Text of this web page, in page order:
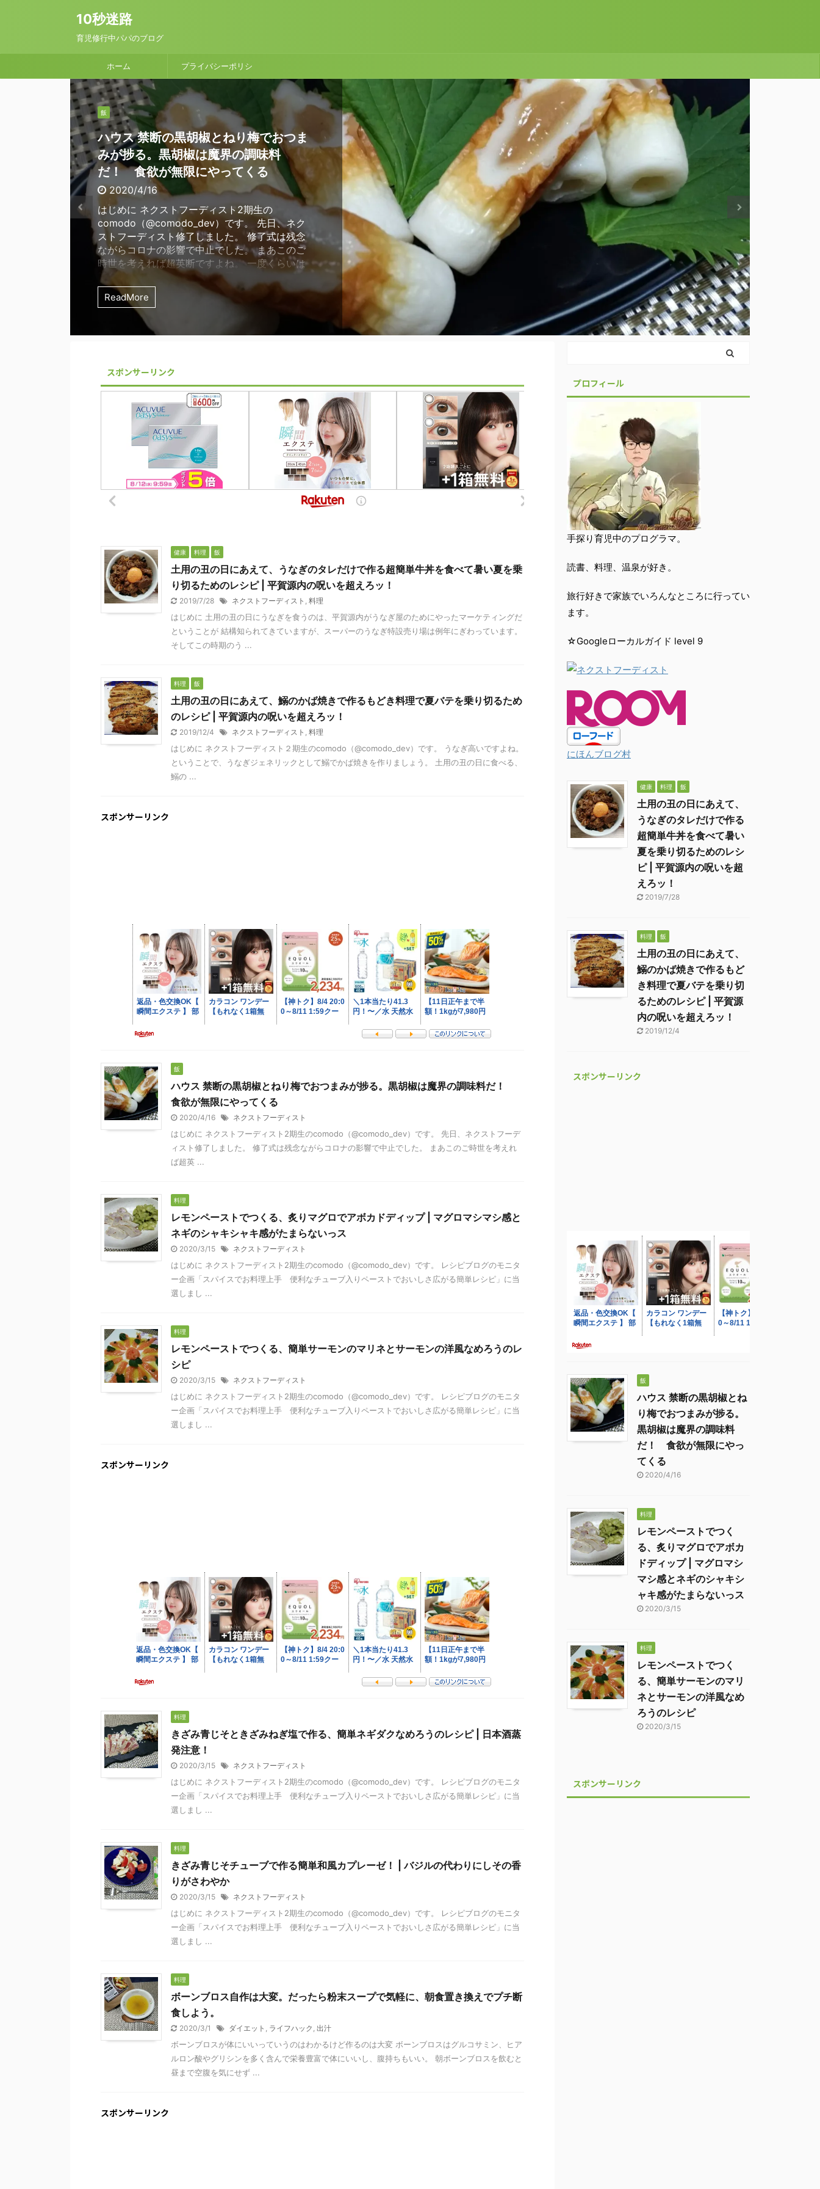
10秒迷路
育児修行中パパのブログ
ホーム プライバシーポリシ
ー / 問い合わせフォー
ム
健康 料理 飯
土用の丑の日にあえて、うなぎのタレ
だけで作る超簡単牛丼を食べて暑い夏
を乗り切るためのレシピ | 平賀源内の
呪いを超えろッ！
2019/7/28
はじめに 土用の丑の日にうなぎを食うのは、平
賀源内がうなぎ屋のためにやったマーケティング
だということが 結構知られてきていますが、ス
ーパーのうなぎ特設売り場は例年にぎわっていま
す。 そしてこの時期のうなぎは特に高い（まあ
売れる時期だからでしょうけど） うなぎのおい
しい時期は冬眠に向けて栄養を蓄える10月だとい
われている中で、 平賀源内してやったりという
ところでしょう。 いや、丑の日なんだから丑食
で作る、超簡単牛丼 ...
ReadMore
料理 飯
土用の丑の日にあえて、鰯のかば焼き
で作るもどき料理で夏バテを乗り切る
ためのレシピ | 平賀源内の呪いを超え
ろッ！
2019/12/4
はじめに ネクストフーディスト２期生の
comodo（@comodo_dev）です。 うなぎ高い
ですよね。 ということで、うなぎジェネリック
として鰯でかば焼きを作りましょう。 土用の丑
の日に食べる、鰯のかば焼きのレシピ 材料
鰯・・・・・・・・・・・2尾 うなぎのタ
レ・・・・・・お好みで 作り方 ▼まずは鰯を捌
きましょう。指でさばきますよ。 ▼お尻からエ
ラまで包丁を入れて、エラ、内臓をぬいて、血合
プロックをしめるように頭 ...
ReadMore
飯
ハウス 禁断の黒胡椒とねり梅でおつま
みが捗る。黒胡椒は魔界の調味料
だ！ 食欲が無限にやってくる
2020/4/16
はじめに ネクストフーディスト2期生の
comodo（@comodo_dev）です。 先日、ネク
ストフーディスト修了しました。 修了式は残念
ながらコロナの影響で中止でした。 まあこのご
時世を考えれば超英断ですよね。 一度くらいは
顔合わせしたかったのにとは思いますが…… #ネ
クストフーディスト 修了。 修了式はコロナウイ
ルスの影響で中止でした。 活動を通じて様々な
調味料を使ったり楽しかったなぁ！
pic.twitter.com/nstqvTS58M — コモド 👧2y
ReadMore
料理
レモンペーストでつくる、炙りマグロ
でアボカドディップ | マグロマシマシ
感とネギのシャキシャキ感がたまらな
いっス
2020/3/15
はじめに ネクストフーディスト2期生の
comodo（@comodo_dev）です。 レシピブロ
グのモニター企画「スパイスでお料理上手 便利
なチューブ入りペーストでおいしさ広がる簡単レ
シピ」に当選しました！ ということで、チュー
ブスパイスを使った簡単レシピを作っていきまし
ょう。 マグロにアボカド！！ そうです。 アボカ
ドと言えば森のミルク。 わさび醤油で食べると
なんだかマグロみたいな錯覚を覚えるあのアボカ
乱 ということで ...
ReadMore
料理
レモンペーストでつくる、簡単サーモ
ンのマリネとサーモンの洋風なめろう
のレシピ
2020/3/15
はじめに ネクストフーディスト2期生の
comodo（@comodo_dev）です。 レシピブロ
グのモニター企画「スパイスでお料理上手 便利
なチューブ入りペーストでおいしさ広がる簡単レ
シピ」に当選しました！ ということで、チュー
ブスパイスを使った簡単レシピを作っていきまし
ょう。 レモン汁ではなく、レモンペーストとい
うのが新しい レモン関係の調味料ではレモン汁
が一般的。 そこをペースト状にしたのが今まで
になかった試み。 レモンをのせる系ってフレッ
ReadMore
料理
きざみ青じそときざみねぎ塩で作る、
簡単ネギダクなめろうのレシピ | 日本
酒蒸発注意！
2020/3/15
はじめに ネクストフーディスト2期生の
comodo（@comodo_dev）です。 レシピブロ
グのモニター企画「スパイスでお料理上手 便利
なチューブ入りペーストでおいしさ広がる簡単レ
シピ」に当選しました！ ということで、チュー
ブスパイスを使った簡単レシピを作っていきまし
ょう。 しそやネギの臭みけし効果 ハーブの多く
が料理の臭みを抑えるために使われています。
しそやネギも臭み消しとして優秀。 ねぎに関し
てはネギ臭が口に残ることもありますが…… 例え
ReadMore
料理
きざみ青じそチューブで作る簡単和風
カプレーゼ！ | バジルの代わりにしそ
の香りがさわやか
2020/3/15
はじめに ネクストフーディスト2期生の
comodo（@comodo_dev）です。 レシピブロ
グのモニター企画「スパイスでお料理上手 便利
なチューブ入りペーストでおいしさ広がる簡単レ
シピ」に当選しました！ ということで、チュー
ブスパイスを使った簡単レシピを作っていきまし
ょう。 青じそと大葉の違い 青じそと大葉って
何が違うんだろう。 スーパーで見かけるために
思っていました。 事は単純で大葉は部位の名称
でした。 しそは芽と葉の部分が食用として売ら
ReadMore
料理
ボーンブロス自作は大変。だったら粉
末スープで気軽に、朝食置き換えでプ
チ断食しよう。
2020/3/1
ボーンブロスが体にいいっていうのはわかるけど
作るのは大変 ボーンブロスはグルコサミン、ヒ
アルロン酸やグリシンを多く含んで栄養豊富で体
にいいし、腹持ちもいい。 朝ボーンブロスを飲
むと昼まで空腹を気にせず過ごせるから、朝スー
プだけもって車で通勤していたこともあるほど。
体質もあるだろうけど、朝スープに置き換えると
めちゃくちゃ調子いいし、体が軽い感じがいい。
でも習慣化できなかったんです 作るのが面倒く
さい…… ▼過去の記事 粉末のボーンブロスって
ReadMore
飯
【BBQ】Hewflitのハンドアックス(手
斧)を買ったら、薪割りがすこぶる捗っ
たという話
2020/3/6
Hewflitのハンドアックス ▼これです。洗練され
た攻撃力をにじませるフォルム なーんておしゃ
れそうなフォルムですが、 購入動機は安くて見
た目もよさそうな斧。 Hewflitハンドアックス 手
斧 斧 マサカリ 薪割り コンパクト ミニ 持ち運び
六角レンチ機能付き バーベキュー 焚き火 落ち木
火おこし キャンプ アウトドア 収納ケース付き
created by Rinker HEWFLIT Amazon 楽天市場
Yahooショッピング いざ薪を割っていく。 ▼こ
の洗練された薪。刃を食わせて ...
ReadMore
料理
【BBQ】BBQ Pit BoysのDry chili rub
でプルドポークを作った。サークルフ
ァイヤ使ってみたけどこれは便利。
2020/1/26
はじめに ネクストフーディスト2期生の
comodo（@comodo_dev）です。 前回、ドラ
イラブを作りました。 BBQ Pit Boysのレシピで
はかなりの量が出来上がったので 活用していき
たいところ。 ということでプルドポークを作っ
ていきましょう。 レシピ 作り方 ▼まずは火をお
こします。チムニースターターの種火。しかし汚
いな、掃除しないとだめね ウェーバー(Weber)
バーベキュー コンロ BBQ グリル 着火剤 100%天
然素材点火キューブ 48個入(一回あたりたったの
ReadMore
スポンサーリンク
健康 料理 飯
土用の丑の日にあえて、うなぎのタレだけで作る超簡単牛丼を食べて暑い夏を乗
り切るためのレシピ | 平賀源内の呪いを超えろッ！
2019/7/28 ネクストフーディスト , 料理
はじめに 土用の丑の日にうなぎを食うのは、平賀源内がうなぎ屋のためにやったマーケティングだ
ということが 結構知られてきていますが、スーパーのうなぎ特設売り場は例年にぎわっています。
そしてこの時期のう ...
料理 飯
土用の丑の日にあえて、鰯のかば焼きで作るもどき料理で夏バテを乗り切るため
のレシピ | 平賀源内の呪いを超えろッ！
2019/12/4 ネクストフーディスト , 料理
はじめに ネクストフーディスト２期生のcomodo（@comodo_dev）です。 うなぎ高いですよね。
ということで、うなぎジェネリックとして鰯でかば焼きを作りましょう。 土用の丑の日に食べる、
鰯の ...
スポンサーリンク
飯
ハウス 禁断の黒胡椒とねり梅でおつまみが捗る。黒胡椒は魔界の調味料だ！
食欲が無限にやってくる
2020/4/16 ネクストフーディスト
はじめに ネクストフーディスト2期生のcomodo（@comodo_dev）です。 先日、ネクストフーデ
ィスト修了しました。 修了式は残念ながらコロナの影響で中止でした。 まあこのご時世を考えれ
ば超英 ...
料理
レモンペーストでつくる、炙りマグロでアボカドディップ | マグロマシマシ感と
ネギのシャキシャキ感がたまらないっス
2020/3/15 ネクストフーディスト
はじめに ネクストフーディスト2期生のcomodo（@comodo_dev）です。 レシピブログのモニタ
ー企画「スパイスでお料理上手 便利なチューブ入りペーストでおいしさ広がる簡単レシピ」に当
選しまし ...
料理
レモンペーストでつくる、簡単サーモンのマリネとサーモンの洋風なめろうのレ
シピ
2020/3/15 ネクストフーディスト
はじめに ネクストフーディスト2期生のcomodo（@comodo_dev）です。 レシピブログのモニタ
ー企画「スパイスでお料理上手 便利なチューブ入りペーストでおいしさ広がる簡単レシピ」に当
選しまし ...
スポンサーリンク
料理
きざみ青じそときざみねぎ塩で作る、簡単ネギダクなめろうのレシピ | 日本酒蒸
発注意！
2020/3/15 ネクストフーディスト
はじめに ネクストフーディスト2期生のcomodo（@comodo_dev）です。 レシピブログのモニタ
ー企画「スパイスでお料理上手 便利なチューブ入りペーストでおいしさ広がる簡単レシピ」に当
選しまし ...
料理
きざみ青じそチューブで作る簡単和風カプレーゼ！ | バジルの代わりにしその香
りがさわやか
2020/3/15 ネクストフーディスト
はじめに ネクストフーディスト2期生のcomodo（@comodo_dev）です。 レシピブログのモニタ
ー企画「スパイスでお料理上手 便利なチューブ入りペーストでおいしさ広がる簡単レシピ」に当
選しまし ...
料理
ボーンブロス自作は大変。だったら粉末スープで気軽に、朝食置き換えでプチ断
食しよう。
2020/3/1 ダイエット , ライフハック , 出汁
ボーンブロスが体にいいっていうのはわかるけど作るのは大変 ボーンブロスはグルコサミン、ヒア
ルロン酸やグリシンを多く含んで栄養豊富で体にいいし、腹持ちもいい。 朝ボーンブロスを飲むと
昼まで空腹を気にせず ...
スポンサーリンク
プロフィール
手探り育児中のプログラマ。
読書、料理、温泉が好き。
旅行好きで家族でいろんなところに行ってい
ます。
☆Googleローカルガイド level 9
にほんブログ村
健康 料理 飯
土用の丑の日にあえて、
うなぎのタレだけで作る
超簡単牛丼を食べて暑い
夏を乗り切るためのレシ
ピ | 平賀源内の呪いを超
えろッ！
2019/7/28
料理 飯
土用の丑の日にあえて、
鰯のかば焼きで作るもど
き料理で夏バテを乗り切
るためのレシピ | 平賀源
内の呪いを超えろッ！
2019/12/4
スポンサーリンク
飯
ハウス 禁断の黒胡椒とね
り梅でおつまみが捗る。
黒胡椒は魔界の調味料
だ！ 食欲が無限にやっ
てくる
2020/4/16
料理
レモンペーストでつく
る、炙りマグロでアボカ
ドディップ | マグロマシ
マシ感とネギのシャキシ
ャキ感がたまらないっス
2020/3/15
料理
レモンペーストでつく
る、簡単サーモンのマリ
ネとサーモンの洋風なめ
ろうのレシピ
2020/3/15
スポンサーリンク